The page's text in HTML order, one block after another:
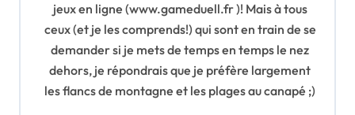
jeux en ligne (www.gameduell.fr )! Mais à tous
ceux (et je les comprends!) qui sont en train de se
demander si je mets de temps en temps le nez
dehors, je répondrais que je préfère largement
les flancs de montagne et les plages au canapé ;)